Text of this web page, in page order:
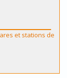
et stations de